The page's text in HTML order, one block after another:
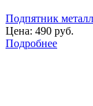
Подпятник
Цена: 490 руб.
Подробнее